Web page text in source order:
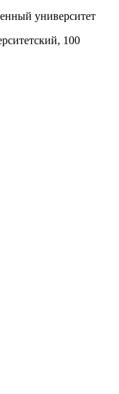
университет
100